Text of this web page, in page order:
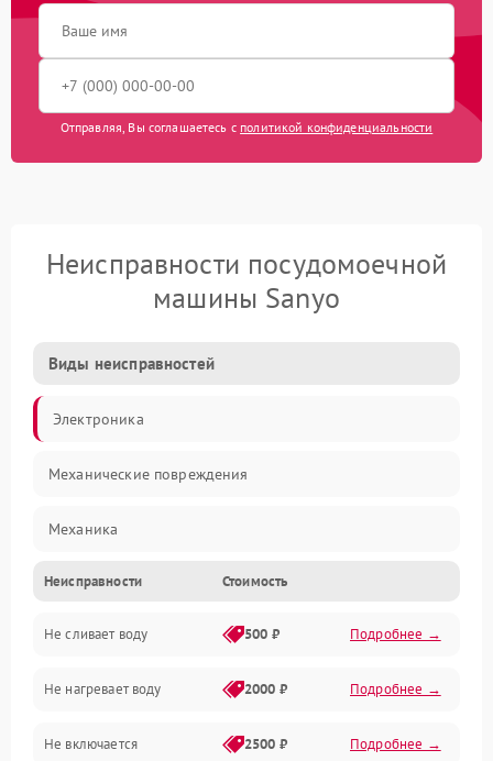
Отправляя, Вы соглашаетесь с политикой конфиденциальности
Неисправности посудомоечной
машины Sanyo
Виды неисправностей
Электроника
Механические повреждения
Механика
Управление
Электропитание
Датчики
Нагрев
Неисправности Стоимость
Не сливает воду 500 ₽ Подробнее →
Не нагревает воду 2000 ₽ Подробнее →
Не включается 2500 ₽ Подробнее →